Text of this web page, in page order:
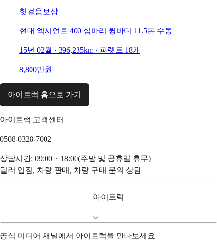
헛걸음보상
현대 엑시언트 400 십바리 윙바디 11.5톤 수동
15년 02월 · 396,235km · 파렛트 18개
8,800만원
아이트럭 홈으로 가기
아이트럭 고객센터
0508-0328-7002
상담시간: 09:00 ~ 18:00(주말 및 공휴일 휴무)
딜러 입점, 차량 판매, 차량 구매 문의 상담
아이트럭
공식 미디어 채널에서 아이트럭을 만나보세요